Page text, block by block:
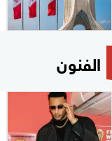
الفنون